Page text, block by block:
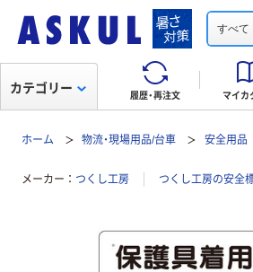
すべて
履歴・再注文 マイカ
カテゴリー
ホーム 物流・現場用品/台車 安全用品
メーカー つくし工房 つくし工房の安全